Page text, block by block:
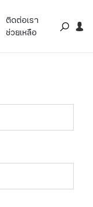
ติดต่อเรา
ช่วยเหลือ